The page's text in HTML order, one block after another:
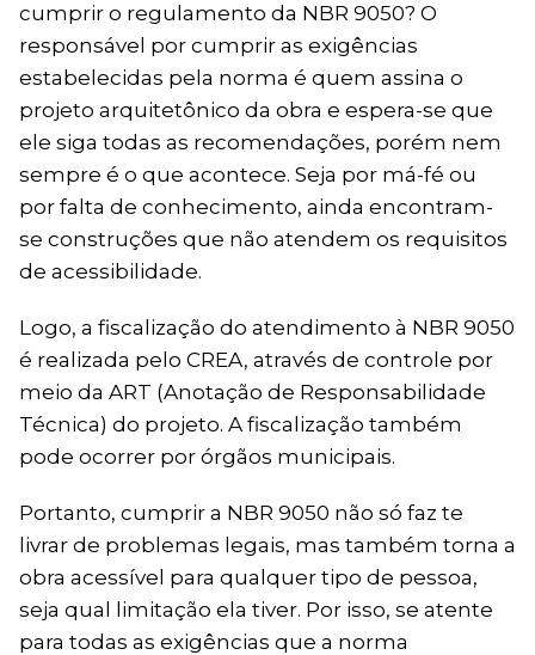
cumprir o regulamento da NBR 9050? O
responsável por cumprir as exigências
estabelecidas pela norma é quem assina o
projeto arquitetônico da obra e espera-se que
ele siga todas as recomendações, porém nem
sempre é o que acontece. Seja por má-fé ou
por falta de conhecimento, ainda encontram-
se construções que não atendem os requisitos
de acessibilidade.
Logo, a fiscalização do atendimento à NBR 9050
é realizada pelo CREA, através de controle por
meio da ART (Anotação de Responsabilidade
Técnica) do projeto. A fiscalização também
pode ocorrer por órgãos municipais.
Portanto, cumprir a NBR 9050 não só faz te
livrar de problemas legais, mas também torna a
obra acessível para qualquer tipo de pessoa,
seja qual limitação ela tiver. Por isso, se atente
para todas as exigências que a norma